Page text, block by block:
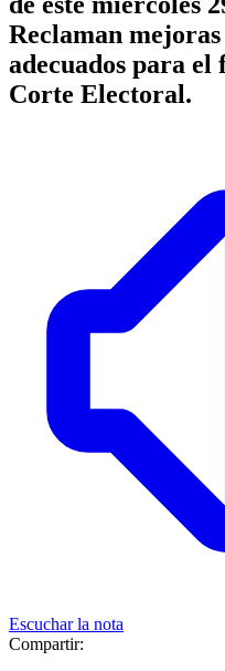
Reclaman
adecuados para
Corte Electoral.
Escuchar la nota
Compartir: